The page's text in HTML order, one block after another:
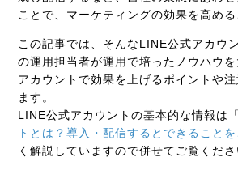
ことで、マーケティングの効果を高める
この記事では、そんなLINE公式アカウ
の運用担当者が運用で培ったノウハウ
アカウントで効果を上げるポイントや
ます。
LINE公式アカウントの基本的な情報は「
トとは？導入・配信するとできることを
く解説していますので併せてご覧くださ